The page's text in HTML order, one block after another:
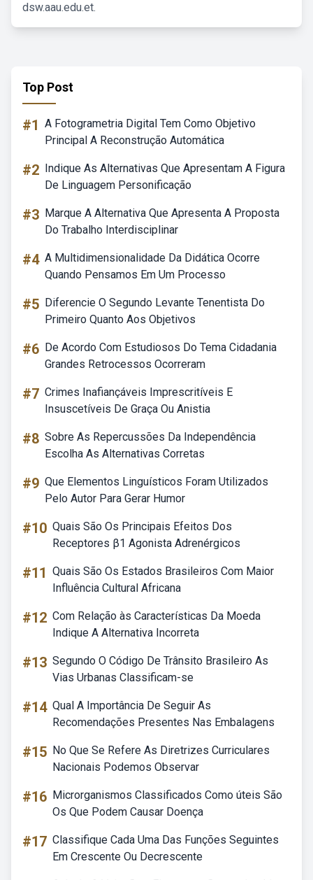
dsw.aau.edu.et.
Top Post
#1 A Fotogrametria Digital Tem Como Objetivo
Principal A Reconstrução Automática
#2 Indique As Alternativas Que Apresentam A Figura
De Linguagem Personificação
#3 Marque A Alternativa Que Apresenta A Proposta
Do Trabalho Interdisciplinar
#4 A Multidimensionalidade Da Didática Ocorre
Quando Pensamos Em Um Processo
#5 Diferencie O Segundo Levante Tenentista Do
Primeiro Quanto Aos Objetivos
#6 De Acordo Com Estudiosos Do Tema Cidadania
Grandes Retrocessos Ocorreram
#7 Crimes Inafiançáveis Imprescritíveis E
Insuscetíveis De Graça Ou Anistia
#8 Sobre As Repercussões Da Independência
Escolha As Alternativas Corretas
#9 Que Elementos Linguísticos Foram Utilizados
Pelo Autor Para Gerar Humor
#10 Quais São Os Principais Efeitos Dos
Receptores β1 Agonista Adrenérgicos
#11 Quais São Os Estados Brasileiros Com Maior
Influência Cultural Africana
#12 Com Relação às Características Da Moeda
Indique A Alternativa Incorreta
#13 Segundo O Código De Trânsito Brasileiro As
Vias Urbanas Classificam-se
#14 Qual A Importância De Seguir As
Recomendações Presentes Nas Embalagens
#15 No Que Se Refere As Diretrizes Curriculares
Nacionais Podemos Observar
#16 Microrganismos Classificados Como úteis São
Os Que Podem Causar Doença
#17 Classifique Cada Uma Das Funções Seguintes
Em Crescente Ou Decrescente